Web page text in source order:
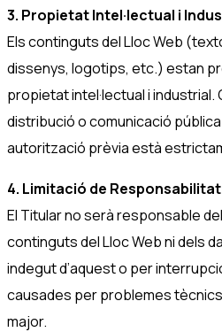
3. Propietat Intel·lectual i
Els continguts del Lloc Web
dissenys, logotips, etc.) estan
propietat intel·lectual i
distribució o comunicació
autorització prèvia està
4. Limitació de Responsabilitat
El Titular no serà responsable
continguts del Lloc Web ni dels
indegut d’aquest o per
causades per problemes
major.